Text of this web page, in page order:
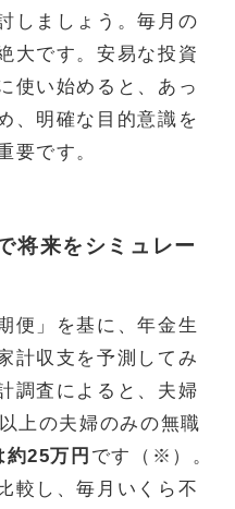
しましょう。毎月の
大です。安易な投資
使い始めると、あっ
、明確な目的意識を
要です。
将来をシミュレー
便」を基に、年金生
計収支を予測してみ
調査によると、夫婦
上の夫婦のみの無職
25万円 です（※）。
較し、毎月いくら不